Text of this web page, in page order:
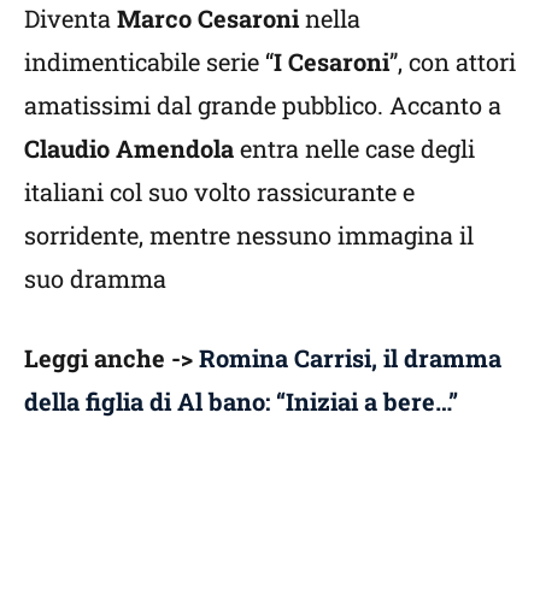
Diventa Marco Cesaroninella
indimenticabile serie “I Cesaroni”, con attori
amatissimi dal grande pubblico. Accanto a
Claudio Amendolaentra nelle case degli
italiani col suo volto rassicurante e
sorridente, mentre nessuno immagina il
suo dramma
Leggi anche ->Romina Carrisi, il dramma
della figlia di Al bano: “Iniziai a bere…”